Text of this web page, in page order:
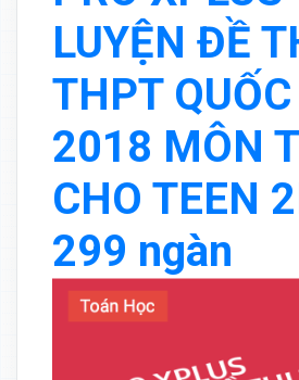
LUYỆN ĐỀ
THPT
2018 MÔN
CHO TEEN
299 ngàn